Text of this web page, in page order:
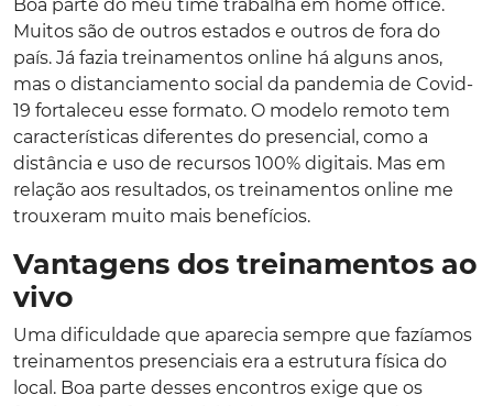
Boa parte do meu time trabalha em home office.
Muitos são de outros estados e outros de fora do
país. Já fazia treinamentos online há alguns anos,
mas o distanciamento social da pandemia de Covid-
19 fortaleceu esse formato. O modelo remoto tem
características diferentes do presencial, como a
distância e uso de recursos 100% digitais. Mas em
relação aos resultados, os treinamentos online me
trouxeram muito mais benefícios.
Vantagens dos treinamentos ao
vivo
Uma dificuldade que aparecia sempre que fazíamos
treinamentos presenciais era a estrutura física do
local. Boa parte desses encontros exige que os